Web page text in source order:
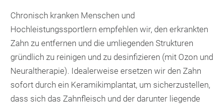
Chronisch kranken Menschen und
Hochleistungssportlern empfehlen wir, den erkrankten
Zahn zu entfernen und die umliegenden Strukturen
gründlich zu reinigen und zu desinfizieren (mit Ozon und
Neuraltherapie). Idealerweise ersetzen wir den Zahn
sofort durch ein Keramikimplantat, um sicherzustellen,
dass sich das Zahnfleisch und der darunter liegende